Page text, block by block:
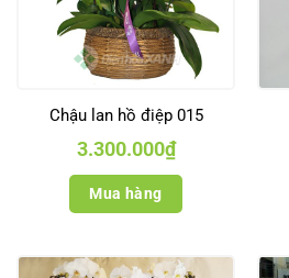
Chậu lan hồ điệp 015
3.300.000₫
Mua hàng